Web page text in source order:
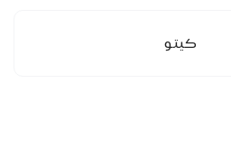
كيتو